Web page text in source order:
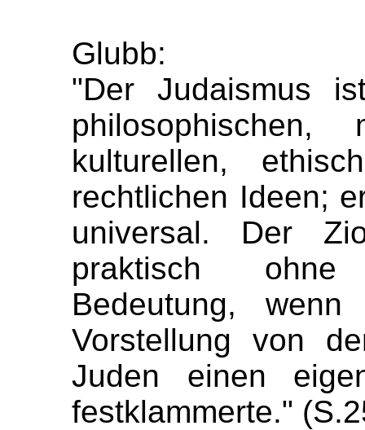
Glubb:
"Der Judaismus
philosophischen,
kulturellen,
rechtlichen Ideen;
universal. Der
praktisch
Bedeutung,
Vorstellung von
Juden einen
festklammerte."